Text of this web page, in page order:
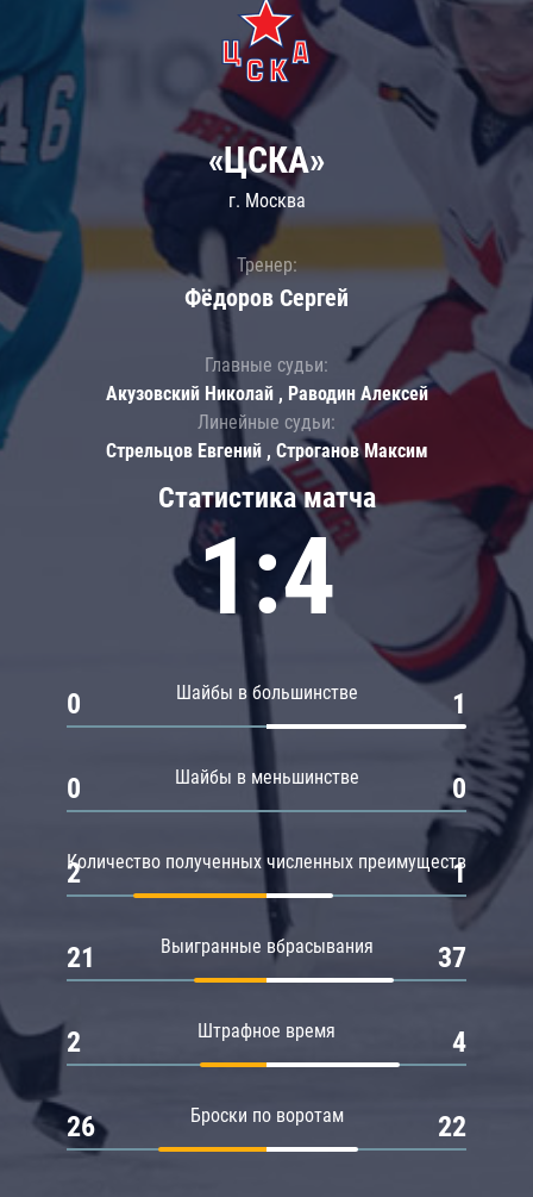
Статистика матча
1:4
Шайбы в большинстве
0 1
Шайбы в меньшинстве
0 0
Количество полученных численных преимуществ
2 1
Выигранные вбрасывания
21 37
Штрафное время
2 4
Броски по воротам
26 22
«ЦСКА»
г. Москва
Тренер:
Фёдоров Сергей
Главные судьи:
Акузовский Николай , Раводин Алексей
Линейные судьи:
Стрельцов Евгений , Строганов Максим